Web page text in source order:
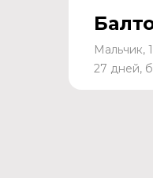
Мальчик,
27 дней,